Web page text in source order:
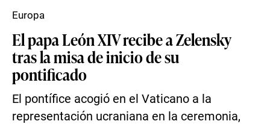
El papa León XIV recibe a Zelensky
tras la misa de inicio de su
pontificado
El pontífice acogió en el Vaticano a la
representación ucraniana en la ceremonia,
Europa